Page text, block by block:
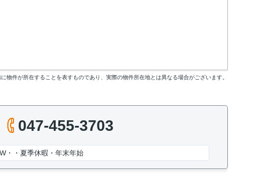
物件が所在することを表すものであり、実際の物件所在地とは異なる場合がございます。
047-455-3703
・・夏季休暇・年末年始